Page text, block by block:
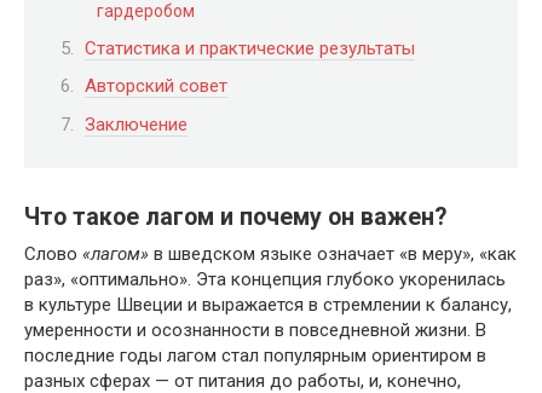
гардеробом
Статистика и практические результаты
Авторский совет
Заключение
Что такое лагом и почему он важен?
Слово «лагом» в шведском языке означает «в меру», «как
раз», «оптимально». Эта концепция глубоко укоренилась
в культуре Швеции и выражается в стремлении к балансу,
умеренности и осознанности в повседневной жизни. В
последние годы лагом стал популярным ориентиром в
разных сферах — от питания до работы, и, конечно,